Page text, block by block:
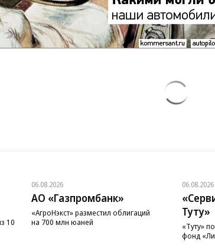
10
06.08.2026
АО «Газпромбанк»
«АгроНэкст» разместил облигаций
на 700 млн юаней
06.08.2026
Туту»
«Туту»
фонд